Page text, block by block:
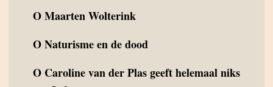
OMaarten Wolterink
ONaturisme en de dood
O Caroline van der Plas geeft helemaal niks